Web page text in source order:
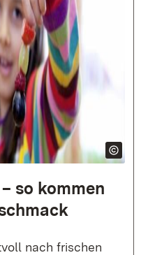
so kommen
nach frischen